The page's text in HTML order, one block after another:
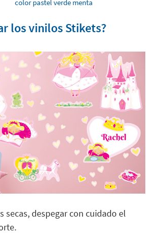
color pastel verde menta
los vinilos Stikets?
secas, despegar con cuidado el